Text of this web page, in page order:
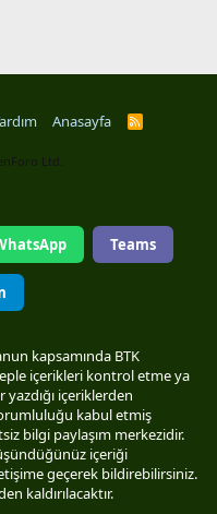
Anasayfa
R
Ltd.
Teams
kapsamında BTK
içerikleri kontrol etme ya
içeriklerden
kabul etmiş
bilgi paylaşım merkezidir.
içeriği
geçerek bildirebilirsiniz.
kaldırılacaktır.